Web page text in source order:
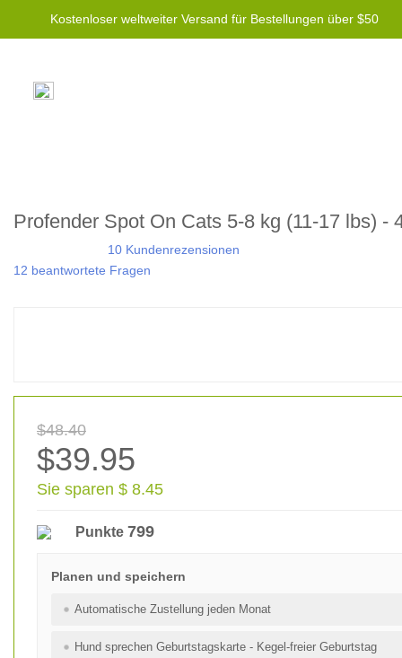
Kostenloser weltweiter Versand für Bestellungen über $50
Profender Spot On Cats 5-8 kg (11-17 lbs) -
10 Kundenrezensionen
12 beantwortete Fragen
$48.40
$39.95
Sie sparen $ 8.45
Punkte 799
Planen und speichern
Automatische Zustellung jeden Monat
Hund sprechen Geburtstagskarte - Kegel-freier Geburtstag